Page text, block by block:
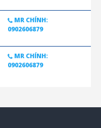
MR CHÍNH:
0902606879
MR CHÍNH:
0902606879